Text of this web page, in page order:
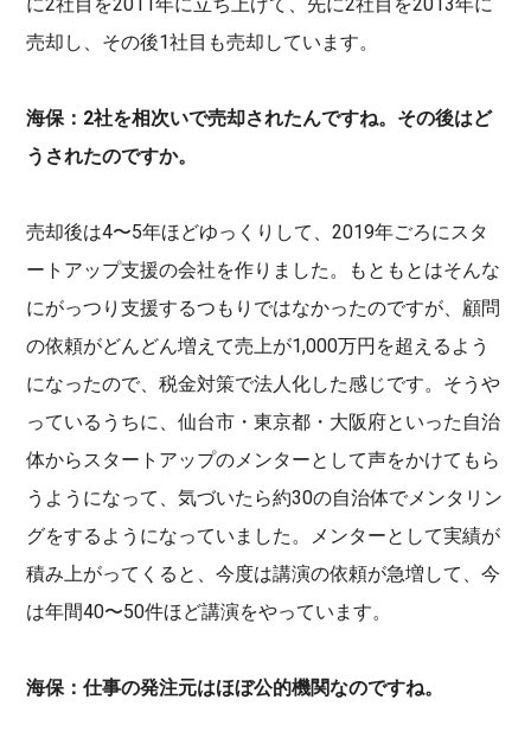
売却し、その後1社目も売却しています。
海保：2社を相次いで売却されたんですね。その後はど
うされたのですか。
売却後は4〜5年ほどゆっくりして、2019年ごろにスタ
ートアップ支援の会社を作りました。もともとはそんな
にがっつり支援するつもりではなかったのですが、顧問
の依頼がどんどん増えて売上が1,000万円を超えるよう
になったので、税金対策で法人化した感じです。そうや
っているうちに、仙台市・東京都・大阪府といった自治
体からスタートアップのメンターとして声をかけてもら
うようになって、気づいたら約30の自治体でメンタリン
グをするようになっていました。メンターとして実績が
積み上がってくると、今度は講演の依頼が急増して、今
は年間40〜50件ほど講演をやっています。
海保：仕事の発注元はほぼ公的機関なのですね。